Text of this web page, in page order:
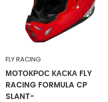
FLY RACING
МОТОКРОС КАСКА FLY
RACING FORMULA CP
SLANT-